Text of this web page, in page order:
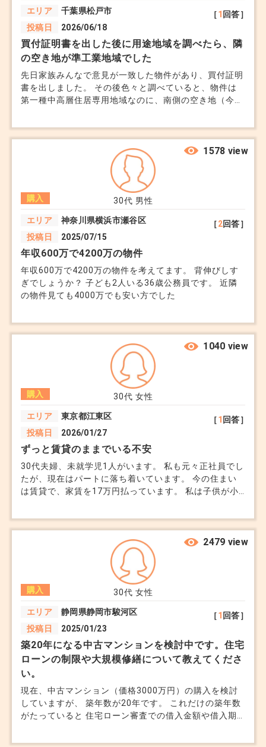
エリア
千葉県松戸市
投稿日
2026/06/18
［1 回答］
買付証明書を出した後に用途地域を調べたら、隣
の空き地が準工業地域でした
先日家族みんなで意見が一致した物件があり、買付証明
書を出しました。 その後色々と調べていると、物件は
第一種中高層住居専用地域なのに、南側の空き地（今は
問題ないが、将来的に何かが建つ可能性あると言われま
した。 準工業地域だと工場や倉庫だけでなく、風俗店
も一定の条件下では建てられると買いてありました。
面積は大体100坪程度で今の物件と数メートルしか離れ
ていません。 もし工場やうるさい施設が来たら後悔す
るんじゃないかと踏み切れません。 住宅地に工場や風
俗店はさすがに建たないだろうと思っていますが、可能
性としてはあるのでしょうか。
30代 男性
購入
エリア
神奈川県横浜市瀬谷区
投稿日
2025/07/15
［2回答］
1578 view
年収600万で4200万の物件
年収600万で4200万の物件を考えてます。 背伸びしす
ぎでしょうか？ 子ども2人いる36歳公務員です。 近隣
の物件見ても4000万でも安い方でした
30代 女性
購入
エリア
東京都江東区
投稿日
2026/01/27
［1 回答］
1040 view
ずっと賃貸のままでいる不安
30代夫婦、未就学児1人がいます。 私も元々正社員でし
たが、現在はパートに落ち着いています。 今の住まい
は賃貸で、家賃を17万円払っています。 私は子供が小
す。 理由は、単純に高すぎるということと、毎月の支
払い金額が変わらない条件で探すと今の物件より住宅の
生活レベルが下がる、ということでした。 このままず
っと賃貸暮らしなのが納得できず、度々夫と揉めていま
す。 世帯収入は750万円程、頭金は200万円程度なら入
れられます。 私は早めに購入した方が後々良いと思う
のですが...今は買い時ではないのでしょうか？
30代 女性
購入
エリア
静岡県静岡市駿河区
投稿日
2025/01/23
［1 回答］
2479 view
築20年になる中古マンションを検討中です。住宅
ローンの制限や大規模修繕について教えてくださ
い。
現在、中古マンション（価格3000万円）の購入を検討
していますが、 築年数が20年です。 これだけの築年数
がたっていると 住宅ローン審査での借入金額や借入期